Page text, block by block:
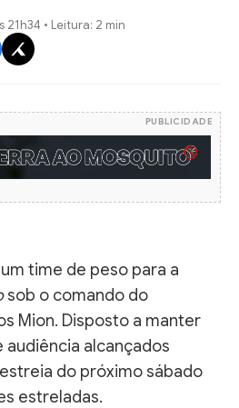
21h34 • Leitura: 2 min
PUBLICIDADE
time de peso para a
sob o comando do
Mion. Disposto a manter
audiência alcançados
do próximo sábado
estreladas.